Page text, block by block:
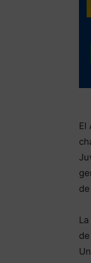
El